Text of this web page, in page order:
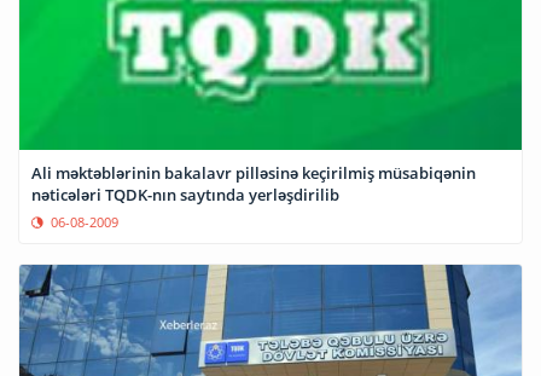
Ali məktəblərinin bakalavr pilləsinə keçirilmiş müsabiqənin
nəticələri TQDK-nın saytında yerləşdirilib
06-08-2009